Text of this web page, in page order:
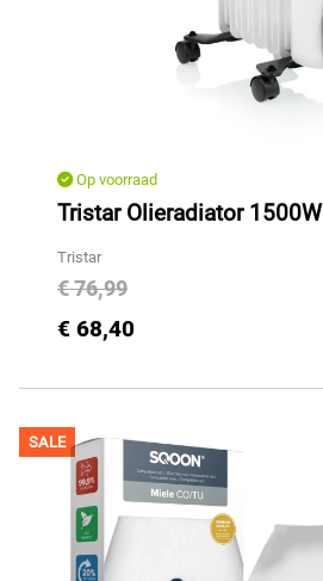
Op voorraad
Tristar Olieradiator 1500W
Tristar
€ 76,99
€ 68,40
SALE